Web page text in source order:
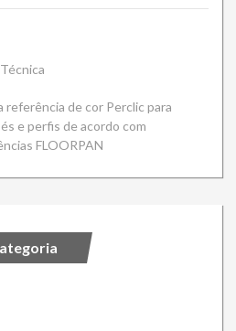
referência de cor Perclic para
e perfis de acordo com
FLOORPAN